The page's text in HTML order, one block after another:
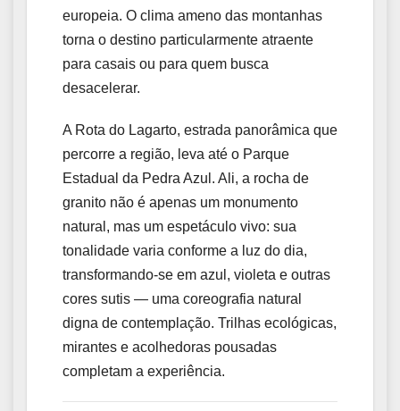
europeia. O clima ameno das montanhas
torna o destino particularmente atraente
para casais ou para quem busca
desacelerar.
A Rota do Lagarto, estrada panorâmica que
percorre a região, leva até o Parque
Estadual da Pedra Azul. Ali, a rocha de
granito não é apenas um monumento
natural, mas um espetáculo vivo: sua
tonalidade varia conforme a luz do dia,
transformando-se em azul, violeta e outras
cores sutis — uma coreografia natural
digna de contemplação. Trilhas ecológicas,
mirantes e acolhedoras pousadas
completam a experiência.